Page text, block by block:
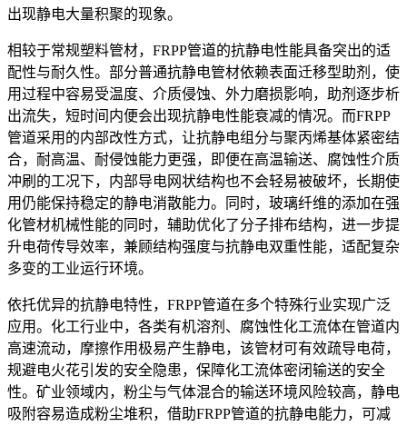
出现静电大量积聚的现象。
相较于常规塑料管材，FRPP管道的抗静电性能具备突出的适
配性与耐久性。部分普通抗静电管材依赖表面迁移型助剂，使
用过程中容易受温度、介质侵蚀、外力磨损影响，助剂逐步析
出流失，短时间内便会出现抗静电性能衰减的情况。而FRPP
管道采用的内部改性方式，让抗静电组分与聚丙烯基体紧密结
合，耐高温、耐侵蚀能力更强，即便在高温输送、腐蚀性介质
冲刷的工况下，内部导电网状结构也不会轻易被破坏，长期使
用仍能保持稳定的静电消散能力。同时，玻璃纤维的添加在强
化管材机械性能的同时，辅助优化了分子排布结构，进一步提
升电荷传导效率，兼顾结构强度与抗静电双重性能，适配复杂
多变的工业运行环境。
依托优异的抗静电特性，FRPP管道在多个特殊行业实现广泛
应用。化工行业中，各类有机溶剂、腐蚀性化工流体在管道内
高速流动，摩擦作用极易产生静电，该管材可有效疏导电荷，
规避电火花引发的安全隐患，保障化工流体密闭输送的安全
性。矿业领域内，粉尘与气体混合的输送环境风险较高，静电
吸附容易造成粉尘堆积，借助FRPP管道的抗静电能力，可减